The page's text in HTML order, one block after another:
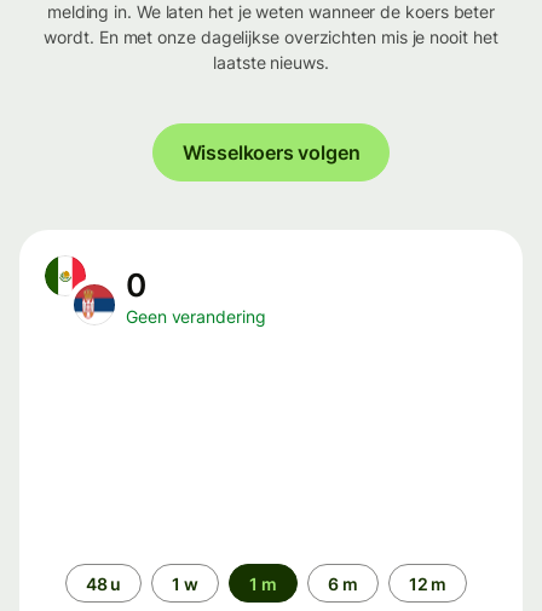
melding in. We laten het je weten wanneer de koers beter
wordt. En met onze dagelijkse overzichten mis je nooit het
laatste nieuws.
Wisselkoers volgen
0
Geen verandering
Periode48 u 1 w 1 m 6 m 12 m